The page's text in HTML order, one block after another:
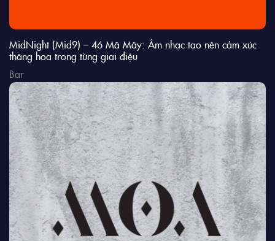
MidNight (Mid9) – 46 Mã Mây: Âm nhạc tạo nên cảm xúc
thăng hoa trong từng giai điệu
Bar